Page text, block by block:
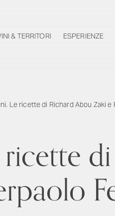
& TERRITORI ESPERIENZE
Le ricette di Richard Abou Zaki e